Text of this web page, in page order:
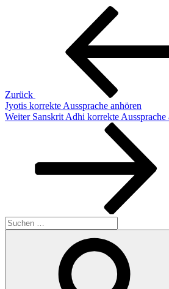
Beitragsnavigation
Zurück
Jyotis korrekte Aussprache anhören
Nächster
Weiter Sanskrit Adhi korrekte Aussprache
Suchen
nach: